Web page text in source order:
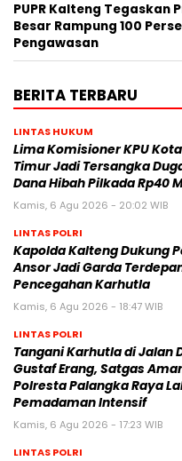
PUPR Kalteng Tegaskan
Besar Rampung 100
Pengawasan
BERITA TERBARU
LINTAS HUKUM
Lima Komisioner KPU
Timur Jadi Tersangka
Dana Hibah Pilkada Rp40
Kamis, 6 Agu 2026 - 20:02 WIB
LINTAS POLRI
Kapolda Kalteng Dukung
Ansor Jadi Garda
Pencegahan Karhutla
Kamis, 6 Agu 2026 - 18:47 WIB
LINTAS POLRI
Tangani Karhutla di Jalan
Gustaf Erang, Satgas
Polresta Palangka Raya
Pemadaman Intensif
Kamis, 6 Agu 2026 - 17:23 WIB
LINTAS POLRI